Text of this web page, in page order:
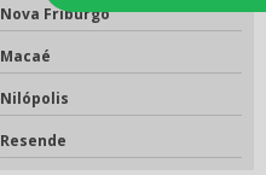
Nova Friburgo
Macaé
Nilópolis
Resende